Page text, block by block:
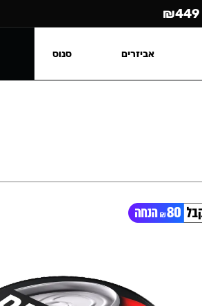
אביזרים סנוס